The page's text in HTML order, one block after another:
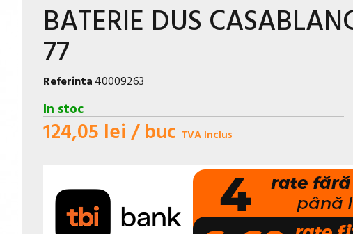
BATERIE DUS
77
Referinta40009263
In stoc
124,05 lei / buc TVA Inclus